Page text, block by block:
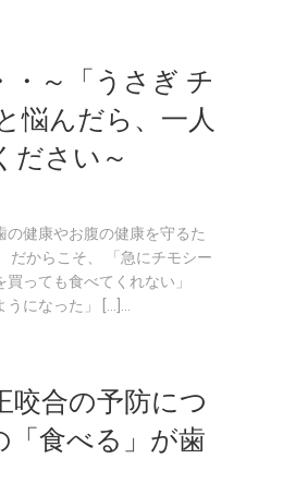
・～「うさぎ チ
悩んだら、一人
ださい～
の健康やお腹の健康を守るた
だからこそ、 「急にチモシー
っても食べてくれない」
になった」 […]...
咬合の予防につ
「食べる」が歯